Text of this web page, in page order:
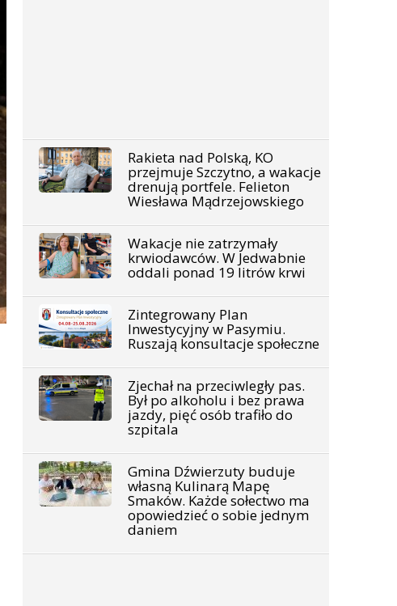
Rakieta nad Polską, KO
przejmuje Szczytno, a wakacje
drenują portfele. Felieton
Wiesława Mądrzejowskiego
Wakacje nie zatrzymały
krwiodawców. W Jedwabnie
oddali ponad 19 litrów krwi
Zintegrowany Plan
Inwestycyjny w Pasymiu.
Ruszają konsultacje społeczne
Zjechał na przeciwległy pas.
Był po alkoholu i bez prawa
jazdy, pięć osób trafiło do
szpitala
Gmina Dźwierzuty buduje
własną Kulinarą Mapę
Smaków. Każde sołectwo ma
opowiedzieć o sobie jednym
daniem